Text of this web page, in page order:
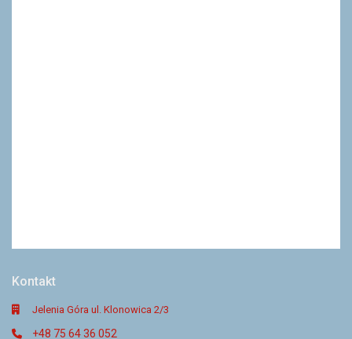
Kontakt
Jelenia Góra ul. Klonowica 2/3
+48 75 64 36 052